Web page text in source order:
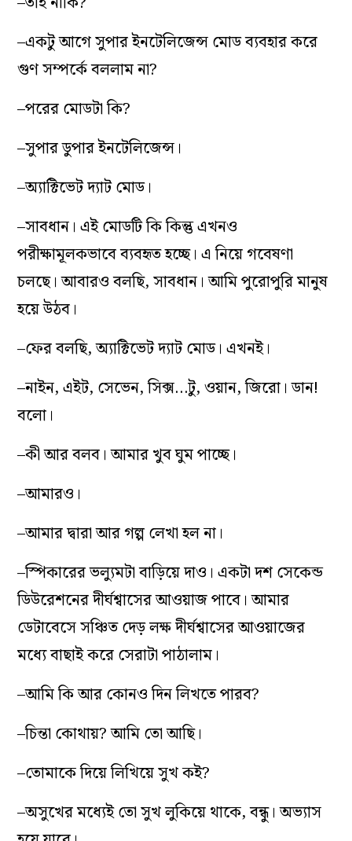
–একটু আগে সুপার ইনটেলিজেন্স মোড ব্যবহার করে
গুণ সম্পর্কে বললাম না?
–পরের মোডটা কি?
–সুপার ডুপার ইনটেলিজেন্স।
–অ্যাক্টিভেট দ্যাট মোড।
–সাবধান। এই মোডটি কি কিন্তু এখনও
পরীক্ষামূলকভাবে ব্যবহৃত হচ্ছে। এ নিয়ে গবেষণা
চলছে। আবারও বলছি, সাবধান। আমি পুরোপুরি মানুষ
হয়ে উঠব।
–ফের বলছি, অ্যাক্টিভেট দ্যাট মোড। এখনই।
–নাইন, এইট, সেভেন, সিক্স…টু, ওয়ান, জিরো। ডান!
বলো।
–কী আর বলব। আমার খুব ঘুম পাচ্ছে।
–আমারও।
–আমার দ্বারা আর গল্প লেখা হল না।
–স্পিকারের ভল্যুমটা বাড়িয়ে দাও। একটা দশ সেকেন্ড
ডিউরেশনের দীর্ঘশ্বাসের আওয়াজ পাবে। আমার
ডেটাবেসে সঞ্চিত দেড় লক্ষ দীর্ঘশ্বাসের আওয়াজের
মধ্যে বাছাই করে সেরাটা পাঠালাম।
–আমি কি আর কোনও দিন লিখতে পারব?
–চিন্তা কোথায়? আমি তো আছি।
–তোমাকে দিয়ে লিখিয়ে সুখ কই?
–অসুখের মধ্যেই তো সুখ লুকিয়ে থাকে, বন্ধু। অভ্যাস